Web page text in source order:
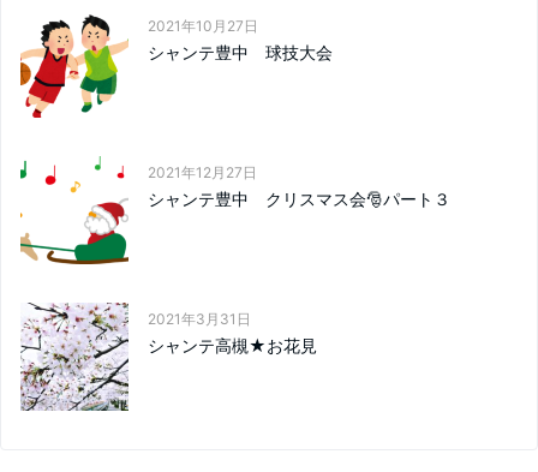
2021年10月27日
シャンテ豊中 球技大会
2021年12月27日
シャンテ豊中 クリスマス会🎅パート３
2021年3月31日
シャンテ高槻★お花見